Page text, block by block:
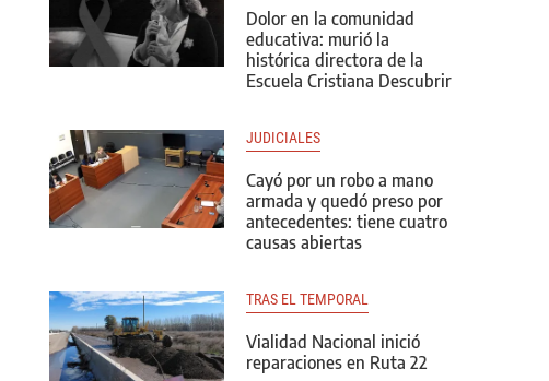
Dolor en la comunidad
educativa: murió la
histórica directora de la
Escuela Cristiana Descubrir
JUDICIALES
Cayó por un robo a mano
armada y quedó preso por
antecedentes: tiene cuatro
causas abiertas
TRAS EL TEMPORAL
Vialidad Nacional inició
reparaciones en Ruta 22